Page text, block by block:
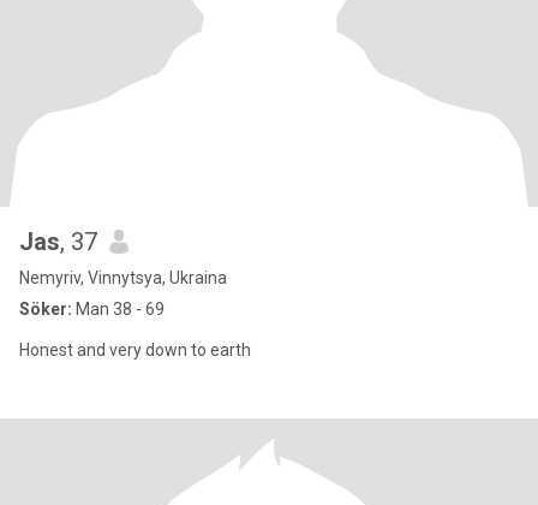
Jas, 37
Nemyriv, Vinnytsya, Ukraina
Söker: Man 38 - 69
Honest and very down to earth